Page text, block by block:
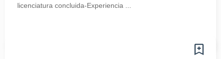
licenciatura concluida-Experiencia ...